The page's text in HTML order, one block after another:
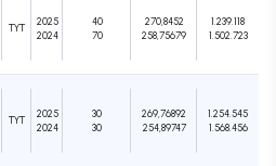
TYT
2025
2024
40
70
270,8452
258,75679
1.239.118
1.502.723
TYT
2025
2024
30
30
269,76892
254,89747
1.254.545
1.568.456